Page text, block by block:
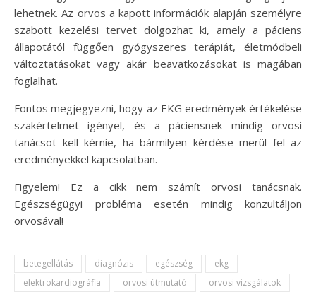
lehetnek. Az orvos a kapott információk alapján személyre
szabott kezelési tervet dolgozhat ki, amely a páciens
állapotától függően gyógyszeres terápiát, életmódbeli
változtatásokat vagy akár beavatkozásokat is magában
foglalhat.
Fontos megjegyezni, hogy az EKG eredmények értékelése
szakértelmet igényel, és a páciensnek mindig orvosi
tanácsot kell kérnie, ha bármilyen kérdése merül fel az
eredményekkel kapcsolatban.
Figyelem! Ez a cikk nem számít orvosi tanácsnak.
Egészségügyi probléma esetén mindig konzultáljon
orvosával!
betegellátás diagnózis egészség
ekg
elektrokardiográfia
orvosi útmutató
orvosi vizsgálatok